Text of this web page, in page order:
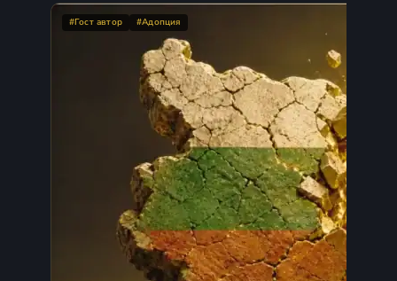
#Гост автор #Адопция